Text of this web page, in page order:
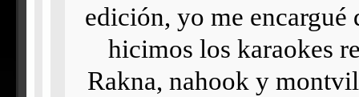
edición, yo me
hicimos los karaokes
Rakna, nahook y